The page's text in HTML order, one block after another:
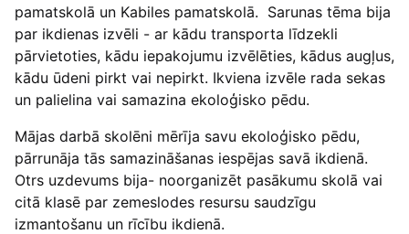
pamatskolā un Kabiles pamatskolā. Sarunas tēma bija
par ikdienas izvēli - ar kādu transporta līdzekli
pārvietoties, kādu iepakojumu izvēlēties, kādus augļus,
kādu ūdeni pirkt vai nepirkt. Ikviena izvēle rada sekas
un palielina vai samazina ekoloģisko pēdu.
Mājas darbā skolēni mērīja savu ekoloģisko pēdu,
pārrunāja tās samazināšanas iespējas savā ikdienā.
Otrs uzdevums bija- noorganizēt pasākumu skolā vai
citā klasē par zemeslodes resursu saudzīgu
izmantošanu un rīcību ikdienā.